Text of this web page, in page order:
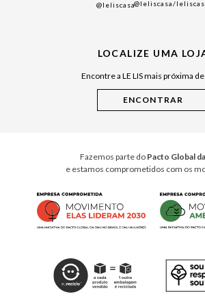
Cuidados Casa
@leliscasa@leliscasa/
LOCALIZE UMA
Encontre a LE LIS mais próxima
Fazemos parte do Pacto Global
e estamos comprometidos com os